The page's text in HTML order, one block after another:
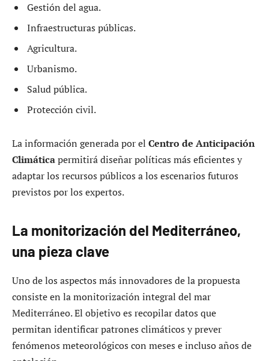
Gestión del agua.
Infraestructuras públicas.
Agricultura.
Urbanismo.
Salud pública.
Protección civil.
La información generada por el Centro de Anticipación
Climáticapermitirá diseñar políticas más eficientes y
adaptar los recursos públicos a los escenarios futuros
previstos por los expertos.
La monitorización del Mediterráneo,
una pieza clave
Uno de los aspectos más innovadores de la propuesta
consiste en la monitorización integral del mar
Mediterráneo. El objetivo es recopilar datos que
permitan identificar patrones climáticos y prever
fenómenos meteorológicos con meses e incluso años de